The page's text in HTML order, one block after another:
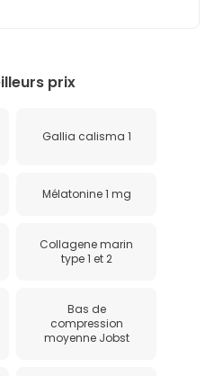
prix
Gallia calisma 1
Mélatonine 1 mg
Collagene marin
type 1 et 2
Bas de
compression
moyenne Jobst